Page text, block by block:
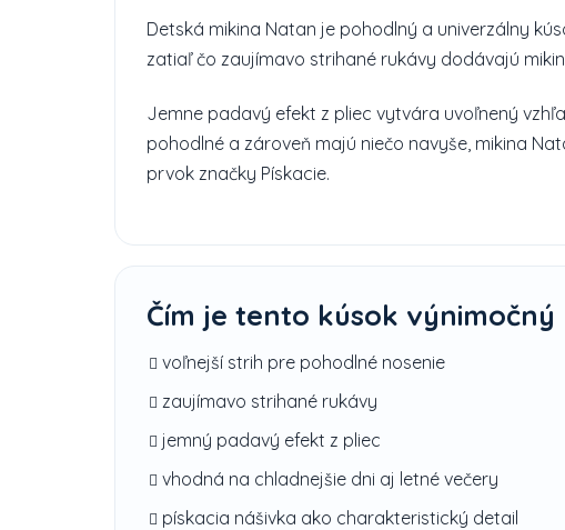
Detská mikina Natan je pohodlný a univerzálny
zatiaľ čo zaujímavo strihané rukávy dodávajú
Jemne padavý efekt z pliec vytvára uvoľnený
pohodlné a zároveň majú niečo navyše, mikina
prvok značky Pískacie.
Čím je tento kúsok výnimočný
voľnejší strih pre pohodlné nosenie
zaujímavo strihané rukávy
jemný padavý efekt z pliec
vhodná na chladnejšie dni aj letné večery
pískacia nášivka ako charakteristický detail